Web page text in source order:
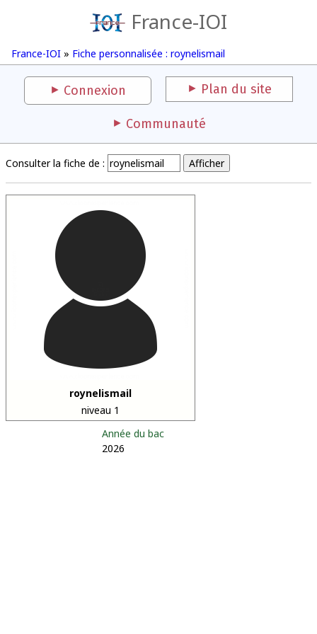
France-IOI
France-IOI » Fiche personnalisée : roynelismail
Connexion Plan du site
Communauté
Consulter la fiche de :
roynelismail
niveau 1
Année du bac
2026